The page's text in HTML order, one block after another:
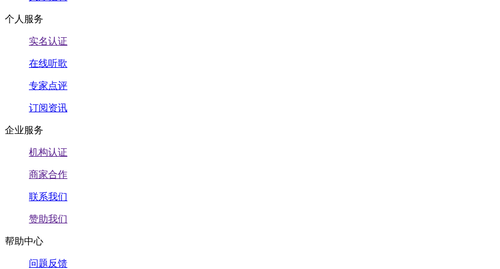
个人服务
实名认证
在线听歌
专家点评
订阅资讯
企业服务
机构认证
商家合作
联系我们
赞助我们
帮助中心
问题反馈